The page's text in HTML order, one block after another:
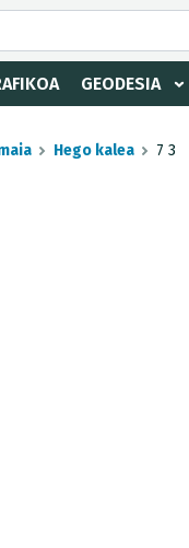
GEODESIA
Hego kalea 7 3